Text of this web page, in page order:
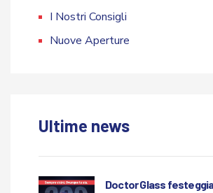
I Nostri Consigli
Nuove Aperture
Ultime news
Doctor Glass